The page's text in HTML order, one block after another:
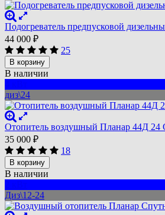
Подогреватель предпусковой
44 000 ₽
25
В корзину
В наличии
диз\24
Отопитель воздушный Планар 44Д 24
35 000 ₽
18
В корзину
В наличии
Диз\12-24